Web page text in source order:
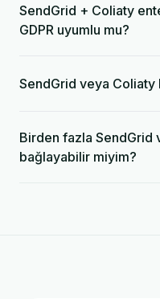
SendGrid + Coliaty
GDPR uyumlu mu?
SendGrid veya Coliaty
Birden fazla SendGrid
bağlayabilir miyim?